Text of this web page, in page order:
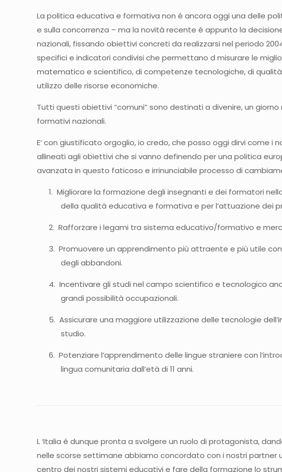
La politica educativa e formativa non é ancora oggi una delle
e sulla concorrenza – ma la novità recente é appunto la
nazionali, fissando obiettivi concreti da realizzarsi nel periodo
specifici e indicatori condivisi che permettano d misurare le
matematico e scientifico, di competenze tecnologiche, di
utilizzo delle risorse economiche.
Tutti questi obiettivi “comuni” sono destinati a divenire, un
formativi nazionali.
E’ con giustificato orgoglio, io credo, che posso oggi dirvi
allineati agli obiettivi che si vanno definendo per una politica
avanzata in questo faticoso e irrinunciabile processo di
1. Migliorare la formazione degli insegnanti e dei formatori
della qualità educativa e formativa e per l’attuazione dei
2. Rafforzare i legami tra sistema educativo/formativo e
3. Promuovere un apprendimento più attraente e più utile
degli abbandoni.
4. Incentivare gli studi nel campo scientifico e tecnologico
grandi possibilità occupazionali.
5. Assicurare una maggiore utilizzazione delle tecnologie
studio.
6. Potenziare l’apprendimento delle lingue straniere con
lingua comunitaria dall’età di 11 anni.
L ‘Italia é dunque pronta a svolgere un ruolo di protagonista,
nelle scorse settimane abbiamo concordato con i nostri
centro dei nostri sistemi educativi e fare della formazione lo